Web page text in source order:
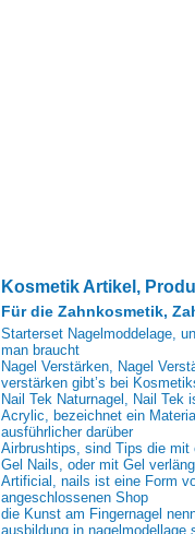
Kosmetik Artikel,
Für die Zahnkosmetik,
Starterset Nagelmoddelage,
man braucht
Nagel Verstärken, Nagel
verstärken gibt’s bei
Nail Tek Naturnagel, Nail Tek
Acrylic, bezeichnet ein
ausführlicher darüber
Airbrushtips, sind Tips die mit
Gel Nails, oder mit Gel
Artificial, nails ist eine Form
angeschlossenen Shop
die Kunst am Fingernagel
ausbildung in